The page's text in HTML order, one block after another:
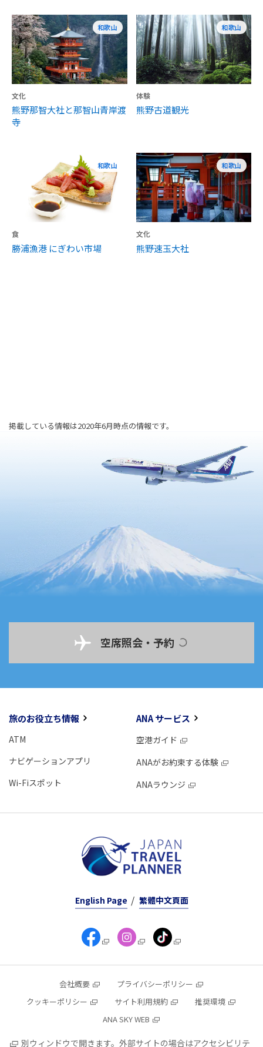
和歌山
文化
熊野那智大社と那智山青岸渡
寺
和歌山
体験
熊野古道観光
和歌山
食
勝浦漁港 にぎわい市場
和歌山
文化
熊野速玉大社
掲載している情報は2020年6月時点の情報です。
空席照会・予約
旅のお役立ち情報
ATM
ナビゲーションアプリ
Wi-Fiスポット
ANA サービス
空港ガイド
ANAがお約束する体験
ANAラウンジ
English Page 繁體中文頁面
会社概要
プライバシーポリシー
クッキーポリシー
サイト利用規約
推奨環境
ANA SKY WEB
別ウィンドウで開きます。外部サイトの場合はアクセシビリテ